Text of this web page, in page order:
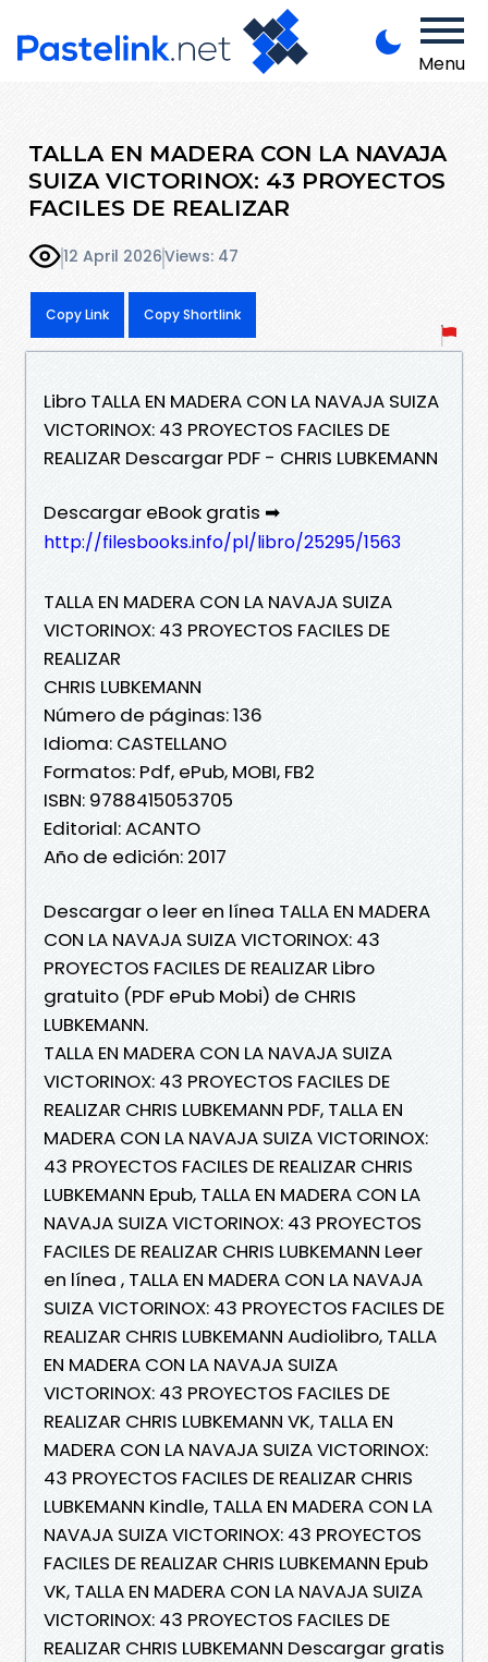
Menu
TALLA EN MADERA CON LA NAVAJA
SUIZA VICTORINOX: 43 PROYECTOS
FACILES DE REALIZAR
12 April 2026Views: 47
Copy Link Copy Shortlink
Libro TALLA EN MADERA CON LA NAVAJA SUIZA
VICTORINOX: 43 PROYECTOS FACILES DE
REALIZAR Descargar PDF - CHRIS LUBKEMANN
Descargar eBook gratis ➡
http://filesbooks.info/pl/libro/25295/1563
TALLA EN MADERA CON LA NAVAJA SUIZA
VICTORINOX: 43 PROYECTOS FACILES DE
REALIZAR
CHRIS LUBKEMANN
Número de páginas: 136
Idioma: CASTELLANO
Formatos: Pdf, ePub, MOBI, FB2
ISBN: 9788415053705
Editorial: ACANTO
Año de edición: 2017
Descargar o leer en línea TALLA EN MADERA
CON LA NAVAJA SUIZA VICTORINOX: 43
PROYECTOS FACILES DE REALIZAR Libro
gratuito (PDF ePub Mobi) de CHRIS
LUBKEMANN.
TALLA EN MADERA CON LA NAVAJA SUIZA
VICTORINOX: 43 PROYECTOS FACILES DE
REALIZAR CHRIS LUBKEMANN PDF, TALLA EN
MADERA CON LA NAVAJA SUIZA VICTORINOX:
43 PROYECTOS FACILES DE REALIZAR CHRIS
LUBKEMANN Epub, TALLA EN MADERA CON LA
NAVAJA SUIZA VICTORINOX: 43 PROYECTOS
FACILES DE REALIZAR CHRIS LUBKEMANN Leer
en línea , TALLA EN MADERA CON LA NAVAJA
SUIZA VICTORINOX: 43 PROYECTOS FACILES DE
REALIZAR CHRIS LUBKEMANN Audiolibro, TALLA
EN MADERA CON LA NAVAJA SUIZA
VICTORINOX: 43 PROYECTOS FACILES DE
REALIZAR CHRIS LUBKEMANN VK, TALLA EN
MADERA CON LA NAVAJA SUIZA VICTORINOX:
43 PROYECTOS FACILES DE REALIZAR CHRIS
LUBKEMANN Kindle, TALLA EN MADERA CON LA
NAVAJA SUIZA VICTORINOX: 43 PROYECTOS
FACILES DE REALIZAR CHRIS LUBKEMANN Epub
VK, TALLA EN MADERA CON LA NAVAJA SUIZA
VICTORINOX: 43 PROYECTOS FACILES DE
REALIZAR CHRIS LUBKEMANN Descargar gratis